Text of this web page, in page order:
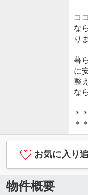
コ
な
り
暮
に
整
な
＊
＊
お気に入り
物件概要